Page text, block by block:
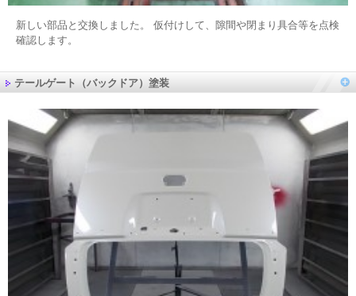
新しい部品と交換しました。 仮付けして、隙間や閉まり具合等を点検
確認します。
テールゲート（バックドア）塗装